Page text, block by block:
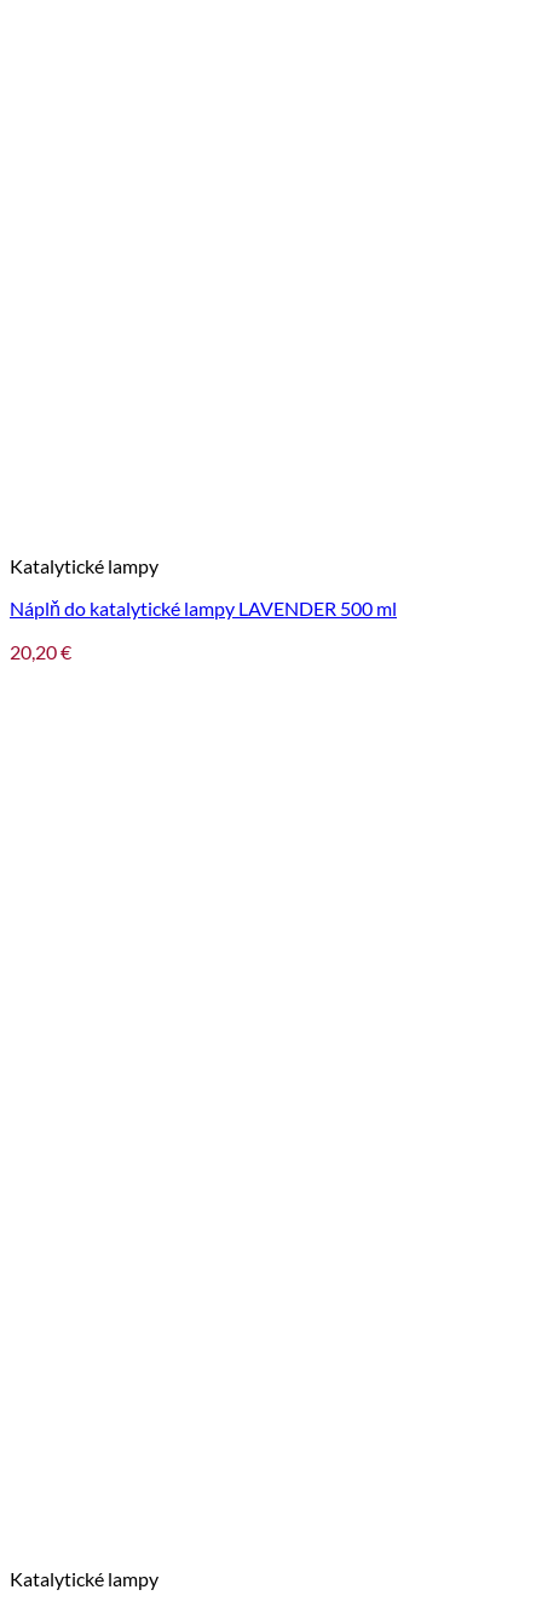
Katalytické lampy
Náplň do katalytické lampy LAVENDER 500 ml
20,20€
Katalytické lampy